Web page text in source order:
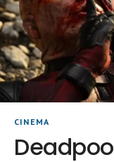
CINEMA